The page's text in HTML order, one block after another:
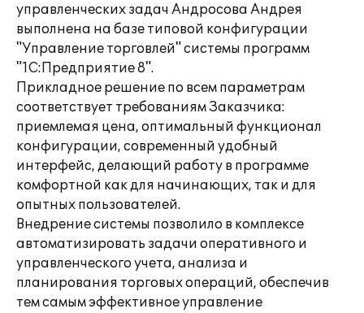
управленческих задач Андросова Андрея
выполнена на базе типовой конфигурации
"Управление торговлей" системы программ
"1С:Предприятие 8".
Прикладное решение по всем параметрам
соответствует требованиям Заказчика:
приемлемая цена, оптимальный функционал
конфигурации, современный удобный
интерфейс, делающий работу в программе
комфортной как для начинающих, так и для
опытных пользователей.
Внедрение системы позволило в комплексе
автоматизировать задачи оперативного и
управленческого учета, анализа и
планирования торговых операций, обеспечив
тем самым эффективное управление